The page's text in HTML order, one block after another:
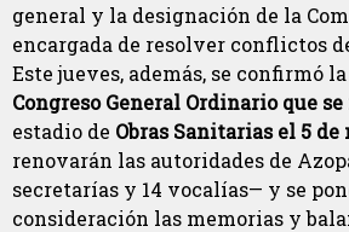
general y la designación de la
encargada de resolver conflictos
Este jueves, además, se confirmó
Congreso General Ordinario que
estadio de Obras Sanitarias el 5
renovarán las autoridades de
secretarías y 14 vocalías— y se
consideración las memorias y